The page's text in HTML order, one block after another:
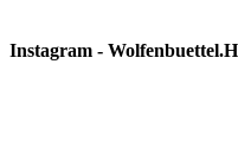
Instagram -